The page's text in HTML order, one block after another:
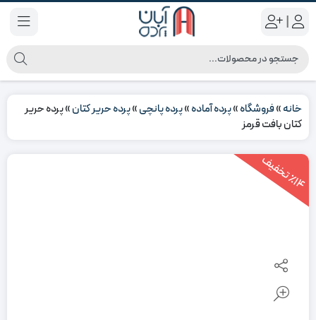
|
خانه»فروشگاه»پرده آماده»پرده پانچی»پرده حریر کتان»پرده حریر
کتان بافت قرمز
٪1
4
ت
خ
ف
یف